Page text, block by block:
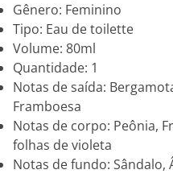
Gênero: Feminino
Tipo: Eau de toilette
Volume: 80ml
Quantidade: 1
Notas de saída:
Framboesa
Notas de corpo: Peônia,
folhas de violeta
Notas de fundo: Sândalo,